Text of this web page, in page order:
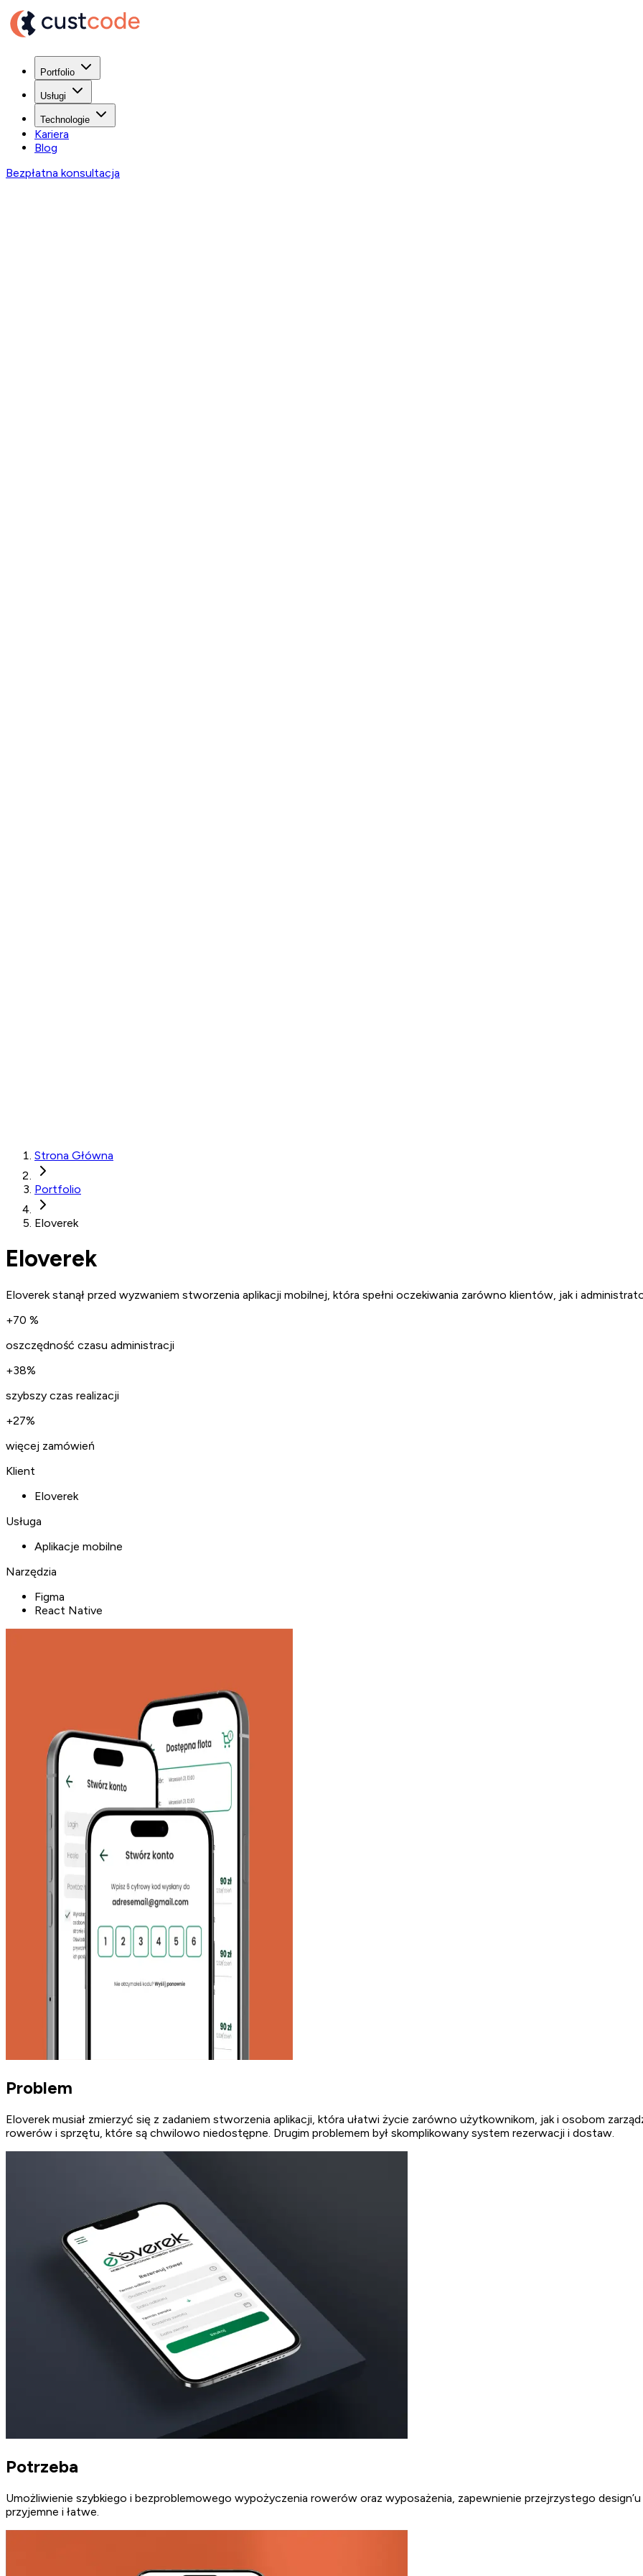
Portfolio
Usługi
Technologie
Kariera
Blog
Bezpłatna konsultacja
Strona Główna
Portfolio
Eloverek
Eloverek
Eloverek stanął przed wyzwaniem stworzenia aplikacji mobilnej, która spełni oczekiwania zarówno klientów, jak i
+70 %
oszczędność czasu administracji
+38%
szybszy czas realizacji
+27%
więcej zamówień
Klient
Eloverek
Usługa
Aplikacje mobilne
Narzędzia
Figma
React Native
Problem
Eloverek musiał zmierzyć się z zadaniem stworzenia aplikacji, która ułatwi życie zarówno użytkownikom, jak i osobom
rowerów i sprzętu, które są chwilowo niedostępne. Drugim problemem był skomplikowany system rezerwacji i dostaw.
Potrzeba
Umożliwienie szybkiego i bezproblemowego wypożyczenia rowerów oraz wyposażenia, zapewnienie przejrzystego
przyjemne i łatwe.